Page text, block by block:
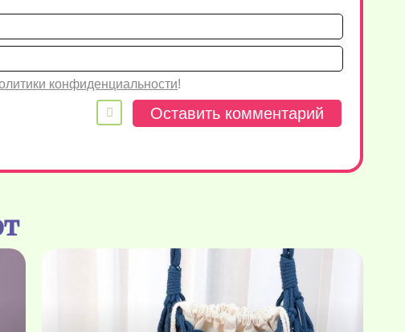
Имя*
Email
конфиденциальности!